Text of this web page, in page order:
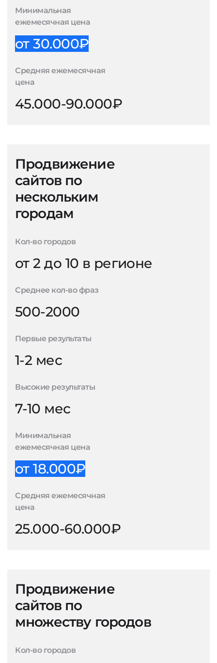
Минимальная
ежемесячная цена
от 30.000₽
Средняя ежемесячная
цена
45.000-90.000₽
Продвижение
сайтов по
нескольким
городам
Кол-во городов
от 2 до 10 в регионе
Среднее кол-во фраз
500-2000
Первые результаты
1-2 мес
Высокие результаты
7-10 мес
Минимальная
ежемесячная цена
от 18.000₽
Средняя ежемесячная
цена
25.000-60.000₽
Продвижение
сайтов по
множеству городов
Кол-во городов